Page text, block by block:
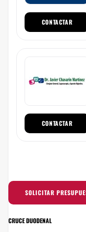
CONTACTAR
CONTACTAR
SOLICITAR
CRUCE DUODENAL